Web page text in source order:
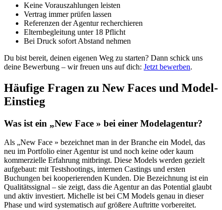
Keine Vorauszahlungen leisten
Vertrag immer prüfen lassen
Referenzen der Agentur recherchieren
Elternbegleitung unter 18 Pflicht
Bei Druck sofort Abstand nehmen
Du bist bereit, deinen eigenen Weg zu starten? Dann schick uns
deine Bewerbung – wir freuen uns auf dich: Jetzt bewerben.
Häufige Fragen zu New Faces und Model-
Einstieg
Was ist ein „New Face » bei einer Modelagentur?
Als „New Face » bezeichnet man in der Branche ein Model, das
neu im Portfolio einer Agentur ist und noch keine oder kaum
kommerzielle Erfahrung mitbringt. Diese Models werden gezielt
aufgebaut: mit Testshootings, internen Castings und ersten
Buchungen bei kooperierenden Kunden. Die Bezeichnung ist ein
Qualitätssignal – sie zeigt, dass die Agentur an das Potential glaubt
und aktiv investiert. Michelle ist bei CM Models genau in dieser
Phase und wird systematisch auf größere Auftritte vorbereitet.